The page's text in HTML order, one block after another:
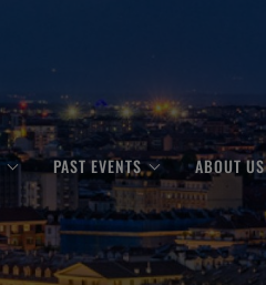
PAST EVENTS ABOUT US